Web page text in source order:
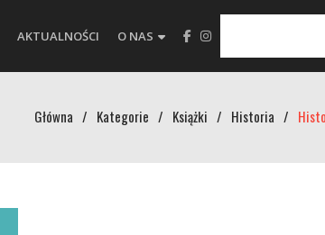
AKTUALNOŚCI O NAS
Główna / Kategorie / Książki / Historia /